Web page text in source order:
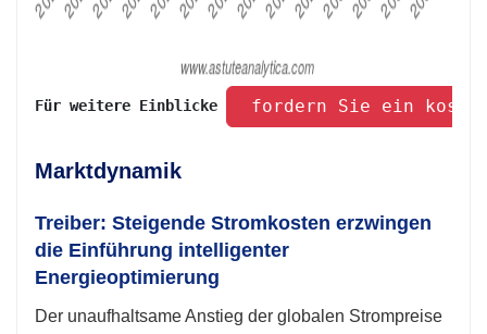
Für weitere Einblicke fordern Sie ein
Marktdynamik
Treiber: Steigende Stromkosten erzwingen
die Einführung intelligenter
Energieoptimierung
Der unaufhaltsame Anstieg der globalen Strompreise